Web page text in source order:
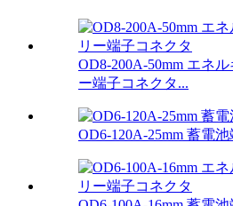
OD8-200A-50mm エネ
ー端子コネクタ...
OD6-120A-25mm 蓄電